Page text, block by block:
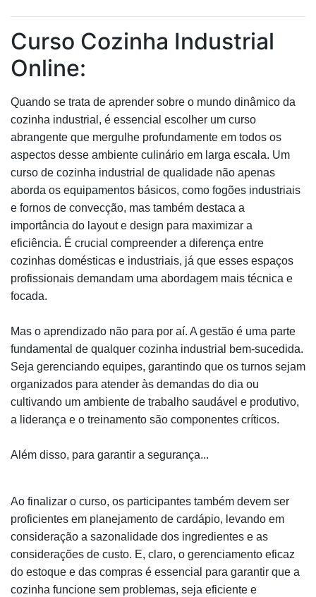
Curso Cozinha Industrial
Online:
Quando se trata de aprender sobre o mundo dinâmico da
cozinha industrial, é essencial escolher um curso
abrangente que mergulhe profundamente em todos os
aspectos desse ambiente culinário em larga escala. Um
curso de cozinha industrial de qualidade não apenas
aborda os equipamentos básicos, como fogões industriais
e fornos de convecção, mas também destaca a
importância do layout e design para maximizar a
eficiência. É crucial compreender a diferença entre
cozinhas domésticas e industriais, já que esses espaços
profissionais demandam uma abordagem mais técnica e
focada.
Mas o aprendizado não para por aí. A gestão é uma parte
fundamental de qualquer cozinha industrial bem-sucedida.
Seja gerenciando equipes, garantindo que os turnos sejam
organizados para atender às demandas do dia ou
cultivando um ambiente de trabalho saudável e produtivo,
a liderança e o treinamento são componentes críticos.
Além disso, para garantir a segurança...
Ao finalizar o curso, os participantes também devem ser
proficientes em planejamento de cardápio, levando em
consideração a sazonalidade dos ingredientes e as
considerações de custo. E, claro, o gerenciamento eficaz
do estoque e das compras é essencial para garantir que a
cozinha funcione sem problemas, seja eficiente e